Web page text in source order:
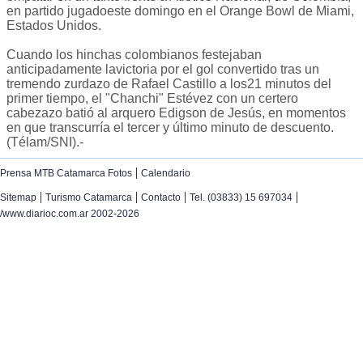
en partido jugadoeste domingo en el Orange Bowl de Miami,
Estados Unidos.
Cuando los hinchas colombianos festejaban
anticipadamente lavictoria por el gol convertido tras un
tremendo zurdazo de Rafael Castillo a los21 minutos del
primer tiempo, el "Chanchi" Estévez con un certero
cabezazo batió al arquero Edigson de Jesús, en momentos
en que transcurría el tercer y último minuto de descuento.
(Télam/SNI).-
Prensa MTB Catamarca Fotos | Calendario
Sitemap | Turismo Catamarca | Contacto | Tel. (03833) 15 697034 |
/www.diarioc.com.ar 2002-2026